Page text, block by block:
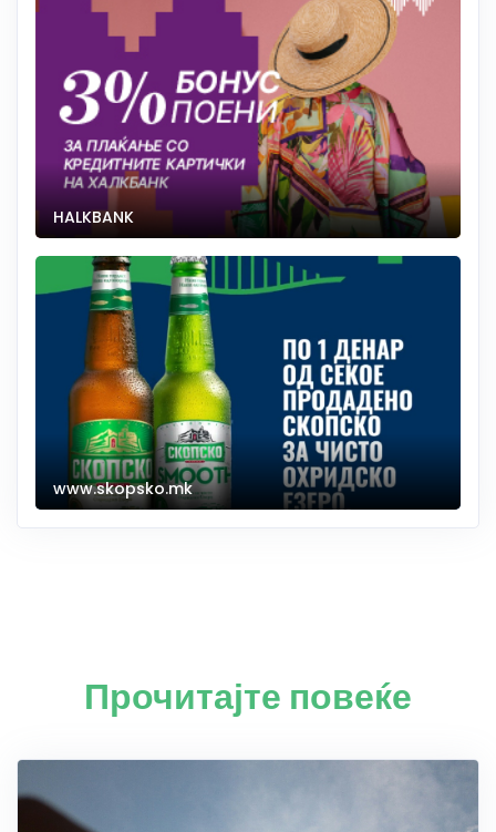
HALKBANK
www.skopsko.mk
Прочитајте повеќе